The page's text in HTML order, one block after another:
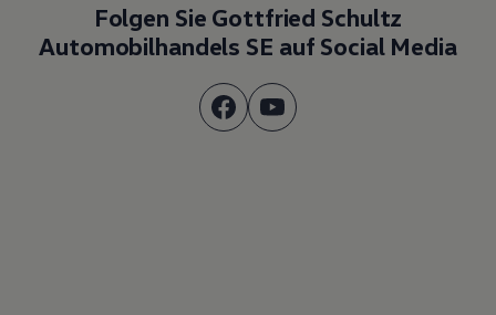
Folgen Sie Gottfried Schultz
Automobilhandels SE auf Social Media